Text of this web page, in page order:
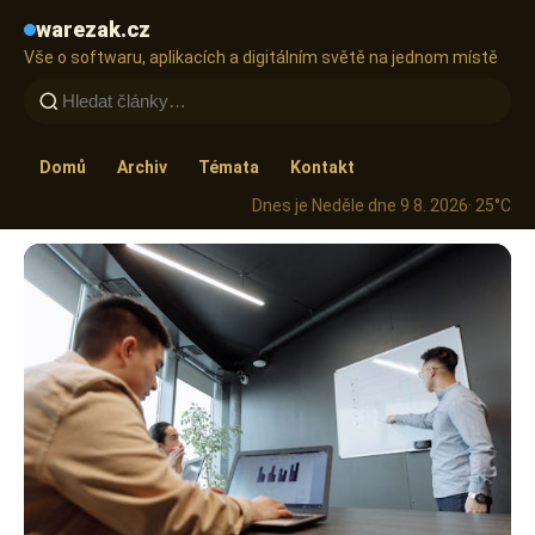
warezak.cz
Vše o softwaru, aplikacích a digitálním světě na jednom místě
Domů Archiv Témata
Kontakt
Dnes je Neděle dne 9 8. 2026· 25°C